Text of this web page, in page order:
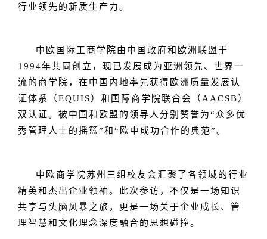
行业领先的新质生产力。
中欧国际工商学院由中国政府和欧洲联盟于
1994年共同创立，现已发展成为亚洲领先、世界一
流的商学院，在中国内地率先获得欧洲质量发展认
证体系（EQUIS）和国际商学院联合会（AACSB）
双认证。被中国和欧盟的领导人分别赞誉为“众多优
秀管理人士的摇篮”和“欧中成功合作的典范”。
中欧商学院苏州三组校友会汇聚了各领域的行业
精英和杰出企业领袖。此次参访，不仅是一场知识
共享与头脑风暴之旅，更是一场关于企业成长、管
理智慧和文化理念深度融合的思想碰撞。